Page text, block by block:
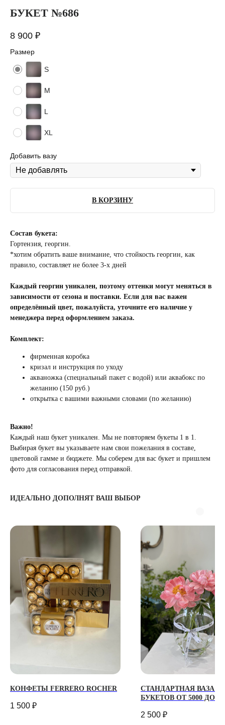
БУКЕТ №686
8 900 ₽
Размер
S
M
L
XL
Добавить вазу
В КОРЗИНУ
Состав букета:
Гортензия, георгин.
*хотим обратить ваше внимание, что стойкость георгин, как
правило, составляет не более 3-х дней
Каждый георгин уникален, поэтому оттенки могут меняться в
зависимости от сезона и поставки. Если для вас важен
определённый цвет, пожалуйста, уточните его наличие у
менеджера перед оформлением заказа.
Комплект:
фирменная коробка
кризал и инструкция по уходу
акваножка (специальный пакет с водой) или аквабокс по
желанию (150 руб.)
открытка с вашими важными словами (по желанию)
Важно!
Каждый наш букет уникален. Мы не повторяем букеты 1 в 1.
Выбирая букет вы указываете нам свои пожелания в составе,
цветовой гамме и бюджете. Мы соберем для вас букет и пришлем
фото для согласования перед отправкой.
ИДЕАЛЬНО ДОПОЛНЯТ ВАШ ВЫБОР
КОНФЕТЫ FERRERO ROCHER
1 500 ₽
СТАНДАРТНАЯ ВАЗА
БУКЕТОВ ОТ 5000 ДО
2 500 ₽
КОНФИДЕНЦИАЛЬНОСТЬ
О ВИНТАЖЕ
Г. САНКТ ПЕТЕРБУРГ
Ответим на все вопросы!
Каждый день с 9:00 до 21:00
ДОГОВОР ОФЕРТЫ
ИП Сомова Валентина Юриевна
ИНН 470320429965
ОГРНИП 320470400035500